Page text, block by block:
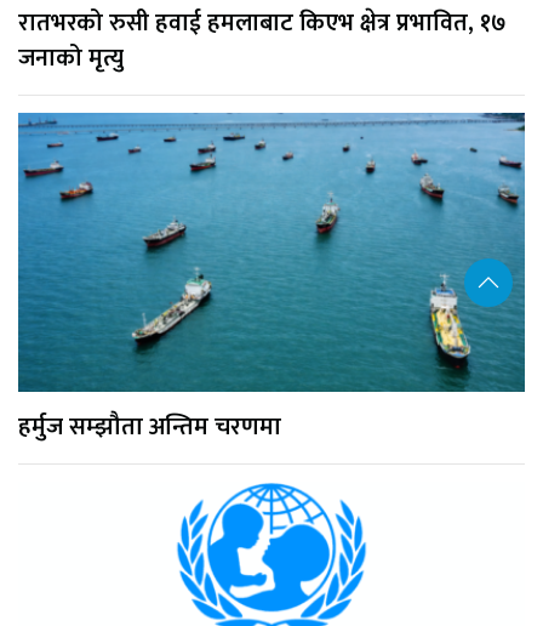
रातभरको रुसी हवाई हमलाबाट किएभ क्षेत्र प्रभावित, १७
जनाको मृत्यु
हर्मुज सम्झौता अन्तिम चरणमा